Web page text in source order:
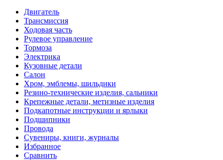
Двигатель
Трансмиссия
Ходовая часть
Рулевое управление
Тормоза
Электрика
Кузовные детали
Салон
Хром, эмблемы, шильдики
Резино-технические изделия, сальники
Крепежные детали, метизные изделия
Подкапотные инструкции и ярлыки
Подшипники
Провода
Сувениры, книги, журналы
Избранное
Сравнить